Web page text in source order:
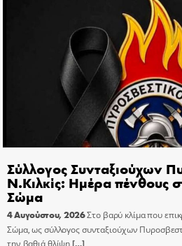
Σύλλογος Συνταξιούχων
Ν.Κιλκίς: Ημέρα πένθους
Σώμα
4 Αυγούστου, 2026Στο βαρύ κλίμα που
Σώμα, ως σύλλογος συνταξιούχων
την βαθιά θλίψη[…]